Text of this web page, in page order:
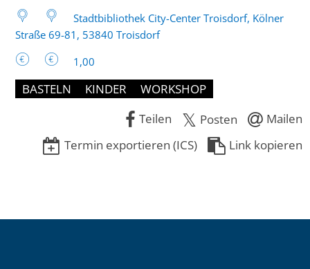
Stadtbibliothek City-Center Troisdorf, Kölner
Straße 69-81, 53840 Troisdorf
1,00
BASTELN KINDER
WORKSHOP
Teilen
Posten
Mailen
Termin exportieren (ICS)
Link kopieren